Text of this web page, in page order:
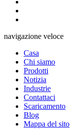
navigazione veloce
Casa
Chi siamo
Prodotti
Notizia
Industrie
Contattaci
Scaricamento
Blog
Mappa del sito